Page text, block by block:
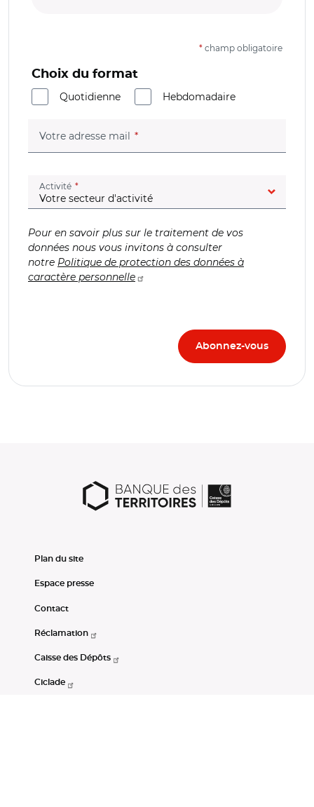
* champ obligatoire
Choix du format
Quotidienne
Hebdomadaire
Votre adresse mail (champ obligatoire)
Activité (champ obligatoire)
Pour en savoir plus sur le traitement de vos
données nous vous invitons à consulter
notre Politique de protection des données à
caractère personnelle
Plan du site
Espace presse
Contact
Réclamation
Caisse des Dépôts
Ciclade